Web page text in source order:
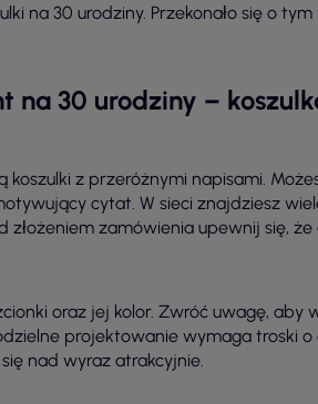
na 30 urodziny. Przekonało się o
na 30 urodziny –
z przeróżnymi napisami.
cytat. W sieci znajdziesz
złożeniem zamówienia upewnij się,
oraz jej kolor. Zwróć uwagę, aby
projektowanie wymaga troski o
nad wyraz atrakcyjnie.